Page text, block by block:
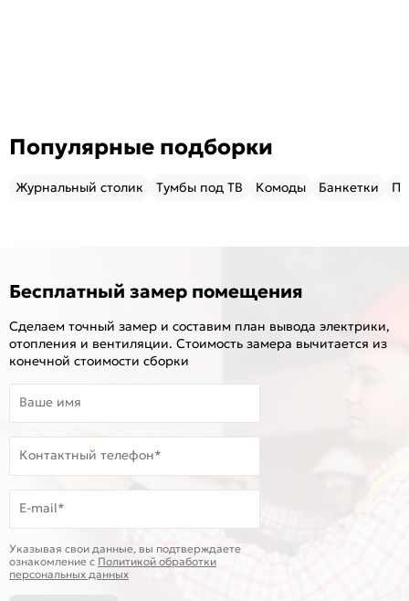
Популярные подборки
Журнальный столик Тумбы под ТВ Комоды Банкетки
Бесплатный замер помещения
Сделаем точный замер и составим план вывода электрики,
отопления и вентиляции. Стоимость замера вычитается из
конечной стоимости сборки
Ваше имя
Контактный телефон*
E-mail*
Указывая свои данные, вы подтверждаете
ознакомление c Политикой обработки
персональных данных